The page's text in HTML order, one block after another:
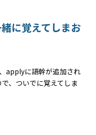
に覚えてしまお
applyに語幹が追加され
、ついでに覚えてしま